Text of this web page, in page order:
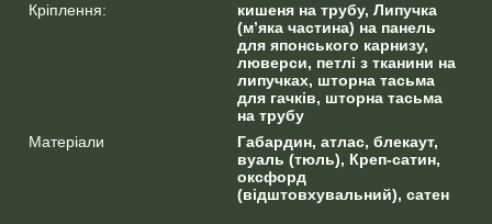
Кріплення:
кишеня на трубу, Липучка
(м’яка частина) на панель
для японського карнизу,
люверси, петлі з тканини на
липучках, шторна тасьма
для гачків, шторна тасьма
на трубу
Матеріали
Габардин, атлас, блекаут,
вуаль (тюль), Креп-сатин,
оксфорд
(відштовхувальний), сатен